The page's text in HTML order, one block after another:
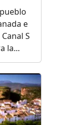
e
S
la...